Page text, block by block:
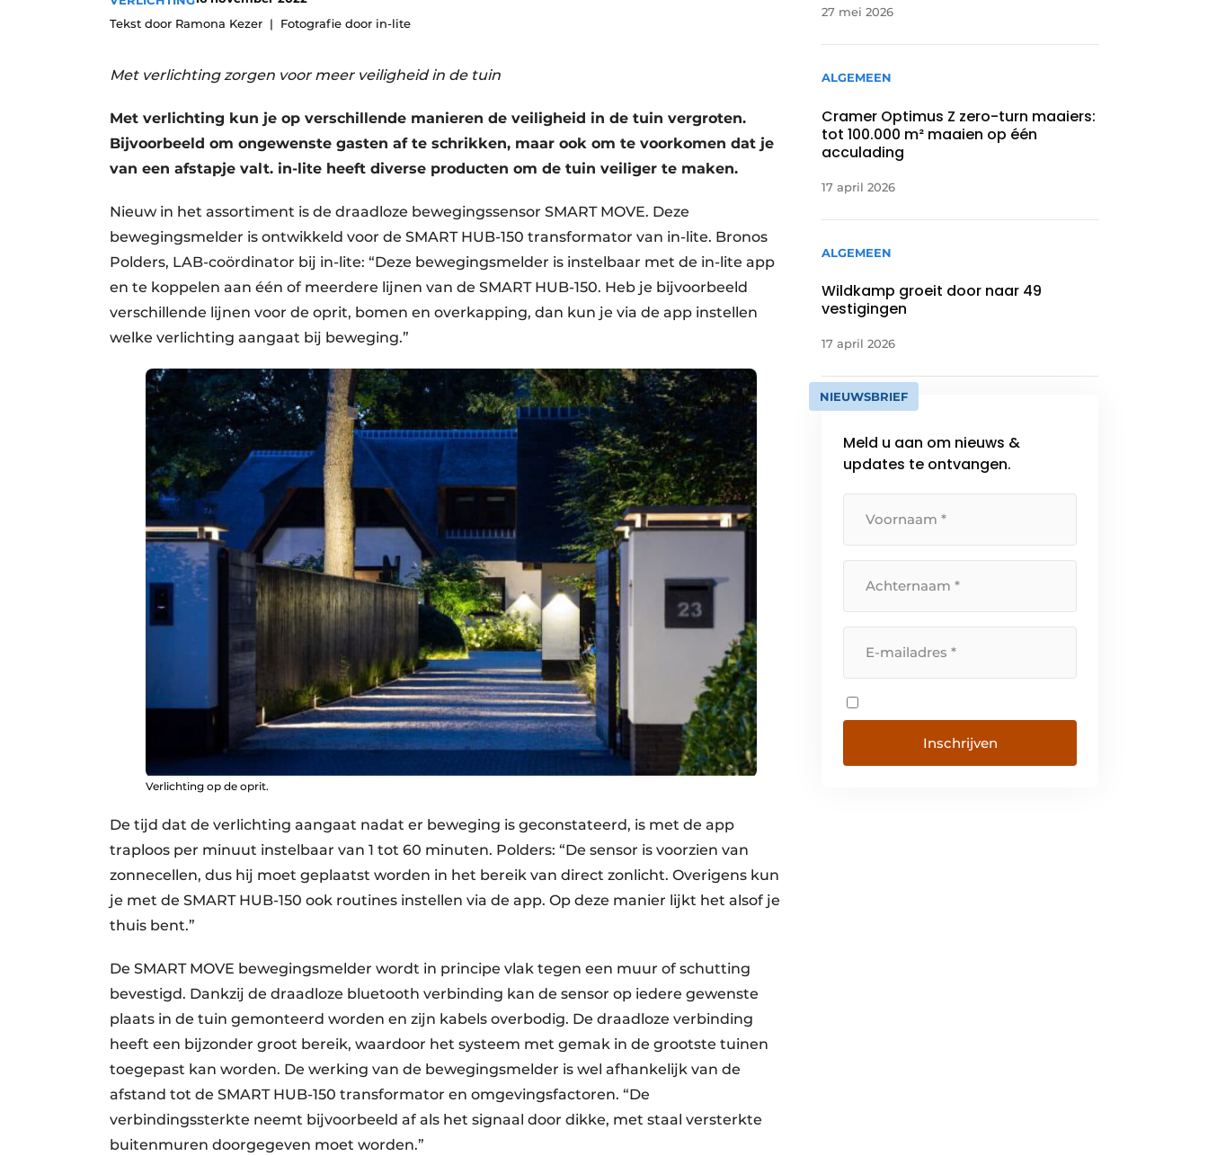
Save the Date
Vacatures
Video’s
Tekst door Ramona Kezer
Fotografie door in-lite
Met verlichting zorgen voor meer veiligheid in de tuin
Met verlichting kun je op verschillende manieren de veiligheid in de tuin vergroten.
Bijvoorbeeld om ongewenste gasten af te schrikken, maar ook om te voorkomen dat je
van een afstapje valt. in-lite heeft diverse producten om de tuin veiliger te maken.
Nieuw in het assortiment is de draadloze bewegingssensor SMART MOVE. Deze
bewegingsmelder is ontwikkeld voor de SMART HUB-150 transformator van in-lite. Bronos
Polders, LAB-coördinator bij in-lite: “Deze bewegingsmelder is instelbaar met de in-lite app
en te koppelen aan één of meerdere lijnen van de SMART HUB-150. Heb je bijvoorbeeld
verschillende lijnen voor de oprit, bomen en overkapping, dan kun je via de app instellen
welke verlichting aangaat bij beweging.”
Verlichting op de oprit.
De tijd dat de verlichting aangaat nadat er beweging is geconstateerd, is met de app
traploos per minuut instelbaar van 1 tot 60 minuten. Polders: “De sensor is voorzien van
zonnecellen, dus hij moet geplaatst worden in het bereik van direct zonlicht. Overigens kun
je met de SMART HUB-150 ook routines instellen via de app. Op deze manier lijkt het alsof je
thuis bent.”
De SMART MOVE bewegingsmelder wordt in principe vlak tegen een muur of schutting
bevestigd. Dankzij de draadloze bluetooth verbinding kan de sensor op iedere gewenste
plaats in de tuin gemonteerd worden en zijn kabels overbodig. De draadloze verbinding
heeft een bijzonder groot bereik, waardoor het systeem met gemak in de grootste tuinen
toegepast kan worden. De werking van de bewegingsmelder is wel afhankelijk van de
afstand tot de SMART HUB-150 transformator en omgevingsfactoren. “De
verbindingssterkte neemt bijvoorbeeld af als het signaal door dikke, met staal versterkte
buitenmuren doorgegeven moet worden.”
27 mei 2026
ALGEMEEN
Cramer Optimus Z zero-turn maaiers:
tot 100.000 m² maaien op één
acculading
17 april 2026
ALGEMEEN
Wildkamp groeit door naar 49
vestigingen
17 april 2026
NIEUWSBRIEF
Meld u aan om nieuws &
updates te ontvangen.